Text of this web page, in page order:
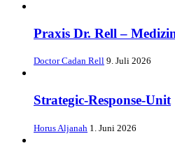
Praxis Dr. Rell –
Doctor Cadan Rell 9. Juli 2026
Strategic-Response-Unit
Horus Aljanah 1. Juni 2026